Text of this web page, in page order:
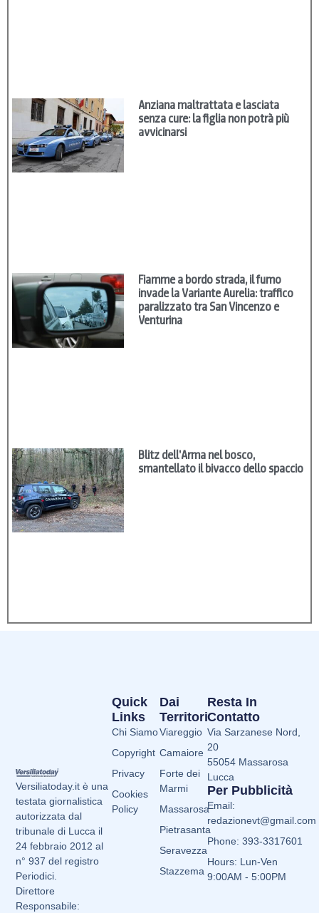
Anziana maltrattata e lasciata
senza cure: la figlia non potrà più
avvicinarsi
Fiamme a bordo strada, il fumo
invade la Variante Aurelia: traffico
paralizzato tra San Vincenzo e
Venturina
Blitz dell’Arma nel bosco,
smantellato il bivacco dello spaccio
Versiliatoday.it è una
testata giornalistica
autorizzata dal
tribunale di Lucca il
24 febbraio 2012 al
n° 937 del registro
Periodici.
Direttore
Responsabile:
Dai
Territori
Viareggio
Camaiore
Forte dei
Marmi
Massarosa
Pietrasanta
Seravezza
Stazzema
Quick
Links
Chi Siamo
Copyright
Privacy
Cookies
Policy
Resta In
Contatto
Via Sarzanese Nord,
20
55054 Massarosa
Lucca
Per Pubblicità
Email:
redazionevt@gmail.com
Phone: 393-3317601
Hours: Lun-Ven
9:00AM - 5:00PM